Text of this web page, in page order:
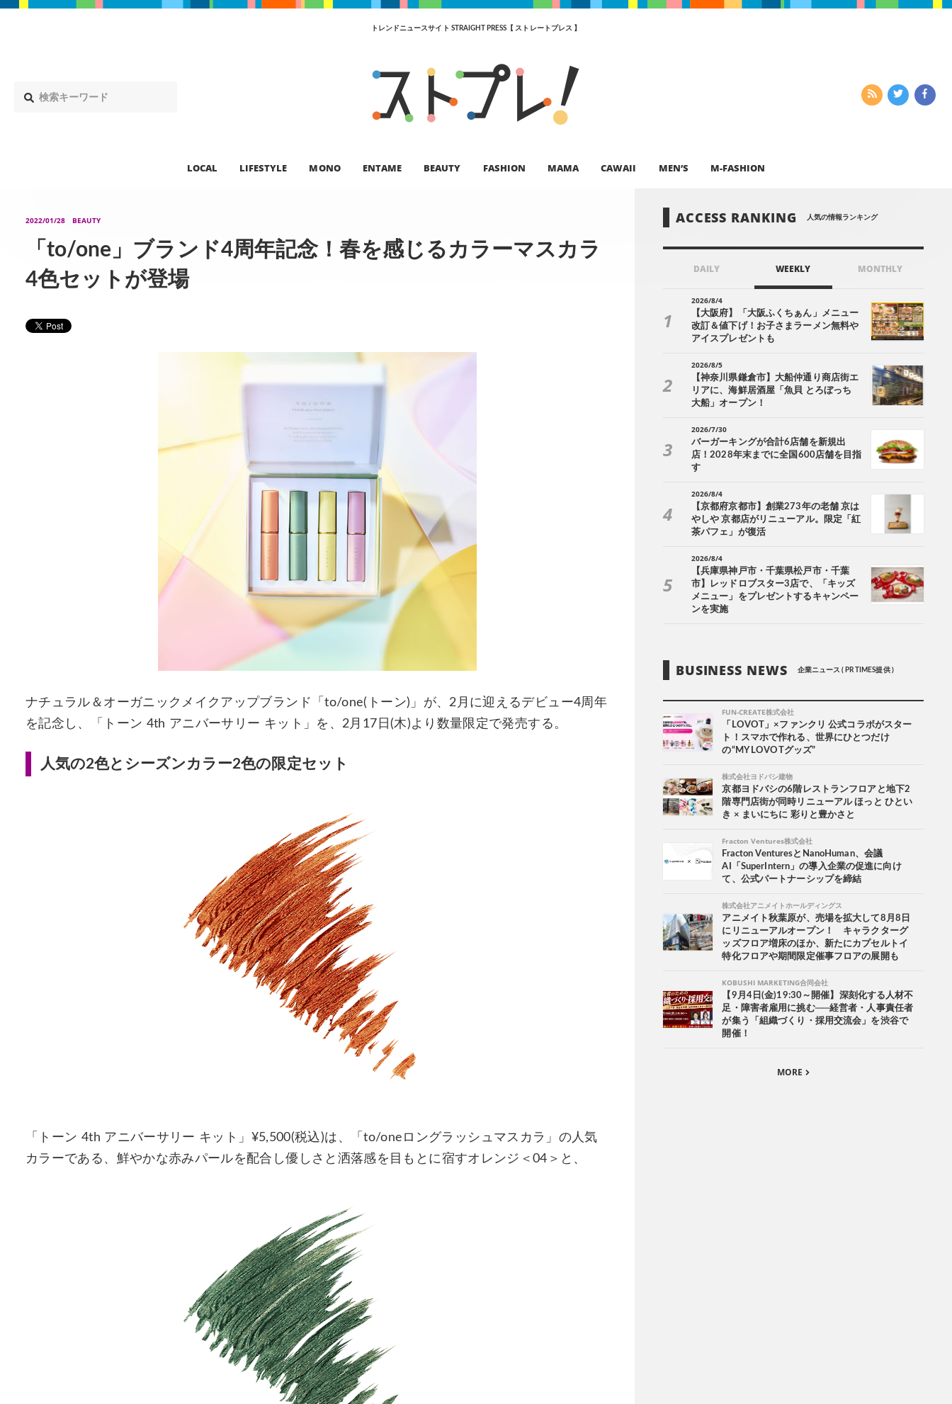
トレンドニュースサイト STRAIGHT PRESS【 ストレートプレス 】
LOCAL LIFESTYLE MONO ENTAME BEAUTY FASHION MAMA CAWAII MEN’S M-FASHION
2022/01/28 BEAUTY
「to/one」ブランド4周年記念！春を感じるカラーマスカラ
4色セットが登場
ナチュラル＆オーガニックメイクアップブランド「to/one(トーン)」が、2月に迎えるデビュー4周年
を記念し、「トーン 4th アニバーサリー キット」を、2月17日(木)より数量限定で発売する。
人気の2色とシーズンカラー2色の限定セット
「トーン 4th アニバーサリー キット」¥5,500(税込)は、「to/oneロングラッシュマスカラ」の人気
カラーである、鮮やかな赤みパールを配合し優しさと洒落感を目もとに宿すオレンジ＜04＞と、
ACCESS RANKING 人気の情報ランキング
DAILY WEEKLY MONTHLY
2026/8/4
【大阪府】「大阪ふくちぁん」メニュー
改訂＆値下げ！お子さまラーメン無料や
アイスプレゼントも
2026/8/5
【神奈川県鎌倉市】大船仲通り商店街エ
リアに、海鮮居酒屋「魚貝 とろぼっち
大船」オープン！
2026/7/30
バーガーキングが合計6店舗を新規出
店！2028年末までに全国600店舗を目指
す
2026/8/4
【京都府京都市】創業273年の老舗 京は
やしや 京都店がリニューアル。限定「紅
茶パフェ」が復活
2026/8/4
【兵庫県神戸市・千葉県松戸市・千葉
市】レッドロブスター3店で、「キッズ
メニュー」をプレゼントするキャンペー
ンを実施
BUSINESS NEWS 企業ニュース ( PR TIMES提供 )
FUN-CREATE株式会社
「LOVOT」×ファンクリ 公式コラボがスター
ト！スマホで作れる、世界にひとつだけ
の“MY LOVOTグッズ”
株式会社ヨドバシ建物
京都ヨドバシの6階レストランフロアと地下2
階専門店街が同時リニューアル ほっと ひとい
き × まいにちに 彩りと豊かさと
Fracton Ventures株式会社
Fracton VenturesとNanoHuman、会議
AI「SuperIntern」の導入企業の促進に向け
て、公式パートナーシップを締結
株式会社アニメイトホールディングス
アニメイト秋葉原が、売場を拡大して8月8日
にリニューアルオープン！ キャラクターグ
ッズフロア増床のほか、新たにカプセルトイ
特化フロアや期間限定催事フロアの展開も
KOBUSHI MARKETING合同会社
【9月4日(金)19:30～開催】深刻化する人材不
足・障害者雇用に挑む──経営者・人事責任者
が集う「組織づくり・採用交流会」を渋谷で
開催！
MORE